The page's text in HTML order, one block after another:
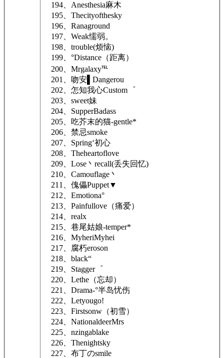
194、Anesthesia麻木
195、Thecityofthesky
196、Ranaground
197、Weak懦弱。
198、trouble(烦恼)
199、°Distance（距离）
200、Mrgalaxy℡
201、吻安▌Dangerou
202、怎知我心Custom゜
203、sweet妹
204、SupperBadass
205、吃芥末的猫-gentle*
206、禁忌smoke
207、Spring‘初心
208、Theheartoflove
209、Lose丶recall(丢失回忆)
210、Camouflage丶
211、傀儡Puppet▼
212、Emotiona°
213、Painfullove（痛爱）
214、realx
215、巷尾姑娘-temper*
216、MyheriMyhei
217、腐朽eroson
218、black“
219、Stagger゜
220、Lethe（忘却）
221、Drama-°半岛忧伤
222、Letyougo!
223、Firstsonw（初雪）
224、NationaldeerMrs
225、nzingablake
226、Thenightsky
227、布丁のsmile